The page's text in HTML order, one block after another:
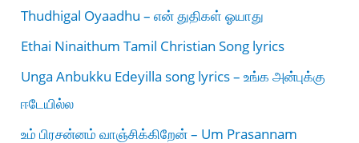
Thudhigal Oyaadhu – என் துதிகள் ஓயாது
Ethai Ninaithum Tamil Christian Song lyrics
Unga Anbukku Edeyilla song lyrics – உங்க அன்புக்கு
ஈடேயில்ல
உம் பிரசன்னம் வாஞ்சிக்கிறேன் – Um Prasannam